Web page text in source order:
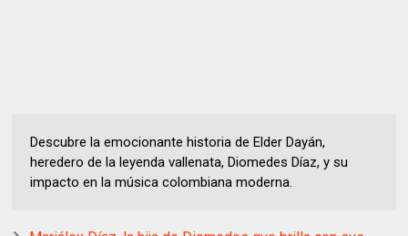
Descubre la emocionante historia de Elder Dayán,
heredero de la leyenda vallenata, Diomedes Díaz, y su
impacto en la música colombiana moderna.